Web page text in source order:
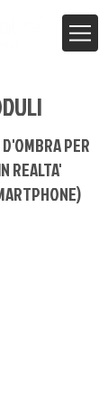
PER
REALTA'